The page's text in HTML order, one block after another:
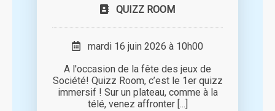
QUIZZ ROOM
mardi 16 juin 2026 à 10h00
A l'occasion de la fête des jeux de
Société! Quizz Room, c’est le 1er quizz
immersif ! Sur un plateau, comme à la
télé, venez affronter [...]